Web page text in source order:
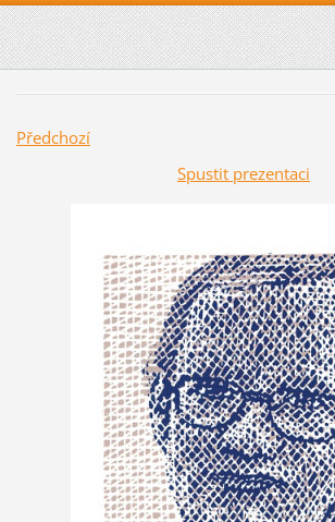
Předchozí
Spustit prezentaci